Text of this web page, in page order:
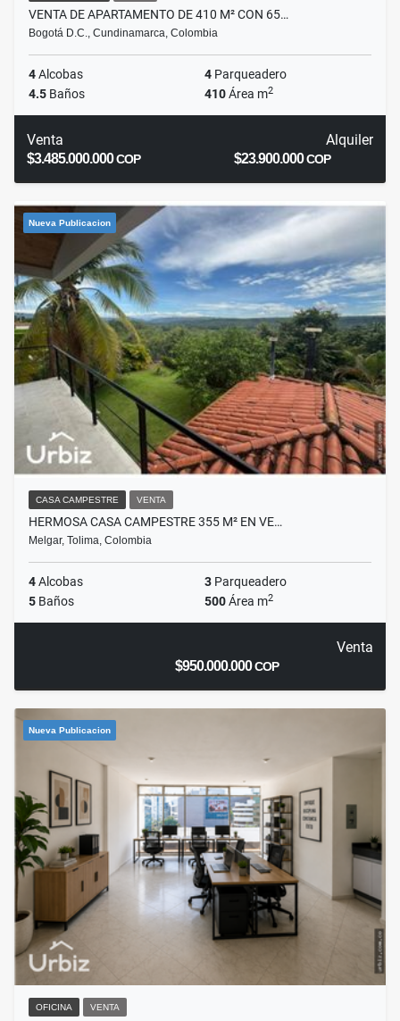
VENTA DE APARTAMENTO DE 410 M² CON 65…
Bogotá D.C., Cundinamarca, Colombia
4Alcobas 4 Parqueadero
4.5 Baños 410Área m2
Venta
$3.485.000.000COP
Alquiler
$23.900.000COP
Nueva Publicacion
CASA CAMPESTRE VENTA
HERMOSA CASA CAMPESTRE 355 M² EN VE…
Melgar, Tolima, Colombia
4Alcobas 3 Parqueadero
5 Baños 500Área m2
Venta
$950.000.000COP
Nueva Publicacion
OFICINA VENTA